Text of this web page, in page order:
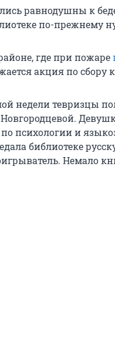
равнодушны к
по-прежнему
где при пожаре
акция по сбору
недели тевризцы
психологии и
библиотеке
Немало